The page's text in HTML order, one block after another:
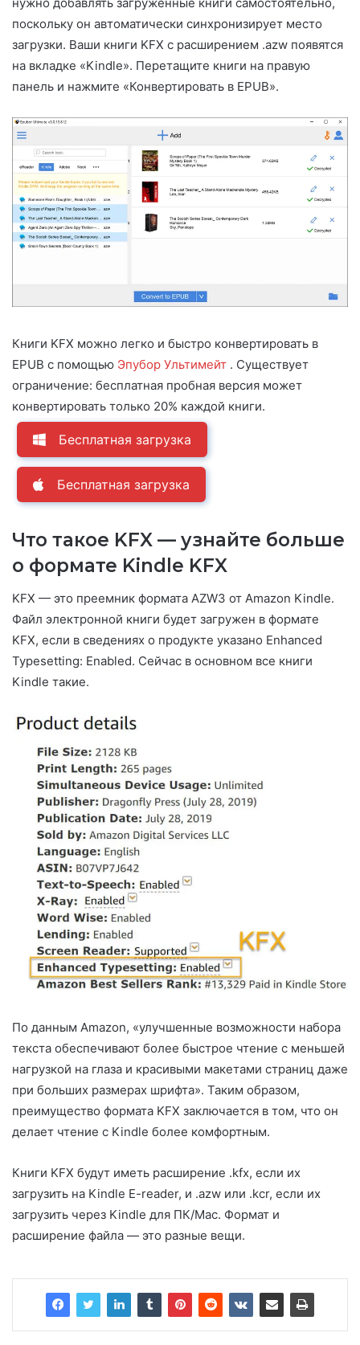
поскольку он автоматически синхронизирует место
загрузки. Ваши книги KFX с расширением .azw появятся
на вкладке «Kindle». Перетащите книги на правую
панель и нажмите «Конвертировать в EPUB».
Книги KFX можно легко и быстро конвертировать в
EPUB с помощью Эпубор Ультимейт . Существует
ограничение: бесплатная пробная версия может
конвертировать только 20% каждой книги.
Бесплатная загрузка
Бесплатная загрузка
Что такое KFX — узнайте больше
о формате Kindle KFX
KFX — это преемник формата AZW3 от Amazon Kindle.
Файл электронной книги будет загружен в формате
KFX, если в сведениях о продукте указано Enhanced
Typesetting: Enabled. Сейчас в основном все книги
Kindle такие.
По данным Amazon, «улучшенные возможности набора
текста обеспечивают более быстрое чтение с меньшей
нагрузкой на глаза и красивыми макетами страниц даже
при больших размерах шрифта». Таким образом,
преимущество формата KFX заключается в том, что он
делает чтение с Kindle более комфортным.
Книги KFX будут иметь расширение .kfx, если их
загрузить на Kindle E-reader, и .azw или .kcr, если их
загрузить через Kindle для ПК/Mac. Формат и
расширение файла — это разные вещи.